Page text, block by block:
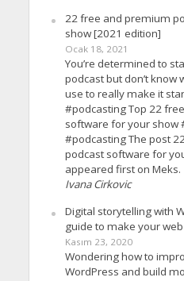
22 free and premium
show [2021 edition]
Ocak 18, 2021
You’re determined to
podcast but don’t know
use to really make it
#podcasting Top 22
software for your show
#podcasting The post
podcast software for
appeared first on Meks.
Ivana Cirkovic
Digital storytelling with
guide to make your
Kasım 23, 2020
Wondering how to
WordPress and build